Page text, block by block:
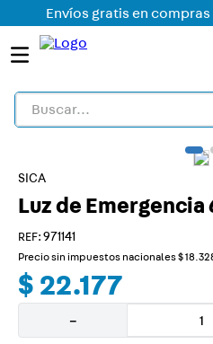
Envíos gratis en
Buscar...
SICA
Luz de Emergencia
: 971141
Precio sin impuestos nacionales$18
$ 22.177
－
TÉRMINOS MÁS BUSCADOS
1.
2 .
tomacorriente
3.
liston led
5.
plafon